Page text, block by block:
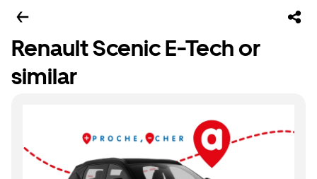
Renault Scenic E-Tech or
similar